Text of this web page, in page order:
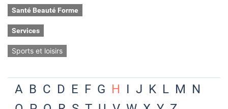
Santé Beauté Forme
Services
Sports et loisirs
A B C D E F G H I J K L M N